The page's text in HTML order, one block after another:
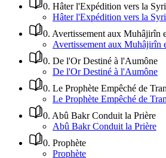
0. Hâter l'Expédition vers la
Hâter l'Expédition vers la
0. Avertissement aux Muhâjirîn
Avertissement aux Muhâjirîn
0. De l'Or Destiné à l'Aumône
De l'Or Destiné à l'Aumône
0. Le Prophète Empêché de
Le Prophète Empêché de
0. Abû Bakr Conduit la Prière
Abû Bakr Conduit la Prière
0. Prophète
Prophète